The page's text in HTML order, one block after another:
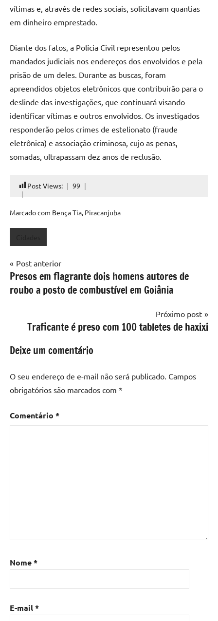
vítimas e, através de redes sociais, solicitavam quantias
em dinheiro emprestado.
Diante dos fatos, a Polícia Civil representou pelos
mandados judiciais nos endereços dos envolvidos e pela
prisão de um deles. Durante as buscas, foram
apreendidos objetos eletrônicos que contribuirão para o
deslinde das investigações, que continuará visando
identificar vítimas e outros envolvidos. Os investigados
responderão pelos crimes de estelionato (fraude
eletrônica) e associação criminosa, cujo as penas,
somadas, ultrapassam dez anos de reclusão.
Post Views: 99
Marcado com Bença Tia, Piracanjuba
Navegação
de
Post
Post anterior
Presos em flagrante dois homens autores de
roubo a posto de combustível em Goiânia
Próximo post
Traficante é preso com 100 tabletes de haxixi
Deixe um comentário
O seu endereço de e-mail não será publicado. Campos
obrigatórios são marcados com *
Comentário *
Nome*
E-mail*